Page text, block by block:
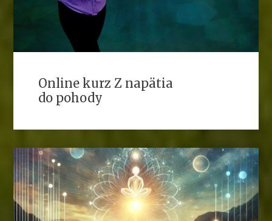
Online kurz Z napätia
do pohody